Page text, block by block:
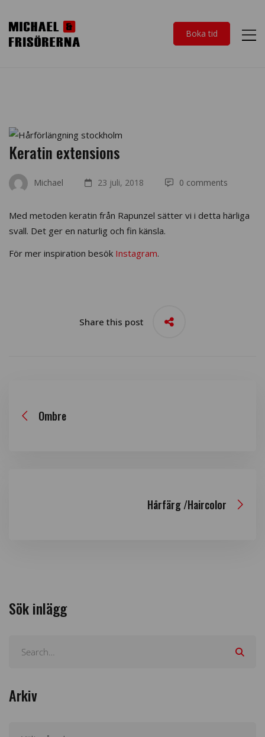
Boka tid
Keratin extensions
Michael 23 juli, 2018 0 comments
Med metoden keratin från Rapunzel sätter vi i detta härliga
svall. Det ger en naturlig och fin känsla.
För mer inspiration besök Instagram.
Share this post
Ombre
Hårfärg /Haircolor
Sök inlägg
Arkiv